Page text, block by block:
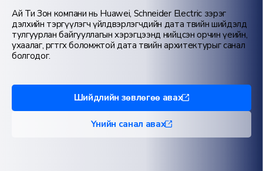
Ай Ти Зон компани нь Huawei, Schneider Electric зэрэг
дэлхийн тэргүүлэгч үйлдвэрлэгчдийн дата төвийн шийдэлд
тулгуурлан байгууллагын хэрэгцээнд нийцсэн орчин үеийн,
ухаалаг, өргөтгөх боломжтой дата төвийн архитектурыг санал
болгодог.
Шийдлийн зөвлөгөө авах
Үнийн санал авах